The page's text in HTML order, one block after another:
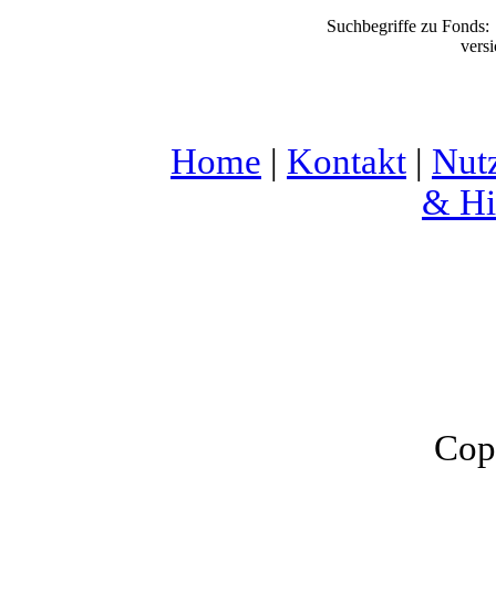
Suchbegriffe zu
Home | Kontakt |
&